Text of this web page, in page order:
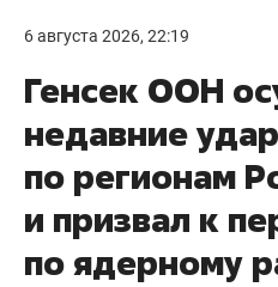
6 августа 2026, 22:19
Генсек ООН
недавние
по регионам
и призвал к
по ядерному